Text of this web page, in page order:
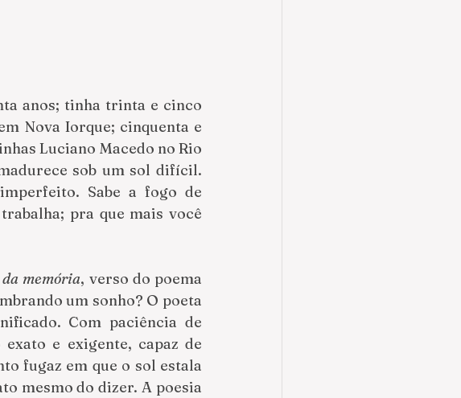
anos; tinha trinta e cinco
Nova Iorque; cinquenta e
Luciano Macedo no Rio
sob um sol difícil.
Sabe a fogo de
pra que mais você
memória
um sonho? O poeta
Com paciência de
e exigente, capaz de
fugaz em que o sol estala
mesmo do dizer. A poesia